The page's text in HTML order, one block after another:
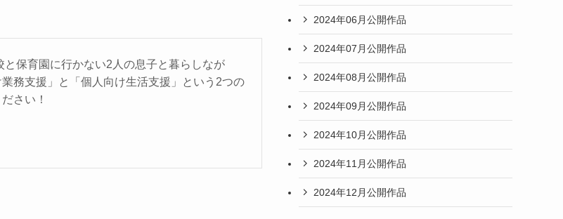
保育園に行かない2人の息子と暮らしなが
務支援」と「個人向け生活支援」という2つの
さい！
2024年06月公開作品
2024年07月公開作品
2024年08月公開作品
2024年09月公開作品
2024年10月公開作品
2024年11月公開作品
2024年12月公開作品